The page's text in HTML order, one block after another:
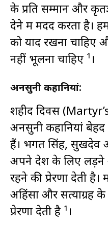
के प्रति सम्मान और
देने में मदद करता है।
को याद रखना चाहिए
नहीं भूलना चाहिए ¹।
अनसुनी कहानियां:
शहीद दिवस
अनसुनी कहानियां बेहद
हैं। भगत सिंह, सुखदेव
अपने देश के लिए लड़ने
रहने की प्रेरणा देती है।
अहिंसा और सत्याग्रह
प्रेरणा देती है ¹।